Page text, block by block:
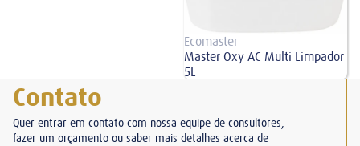
Ecomaster
Master Oxy AC Multi Limpador
5L
Contato
Quer entrar em contato com nossa equipe de consultores,
fazer um orçamento ou saber mais detalhes acerca de